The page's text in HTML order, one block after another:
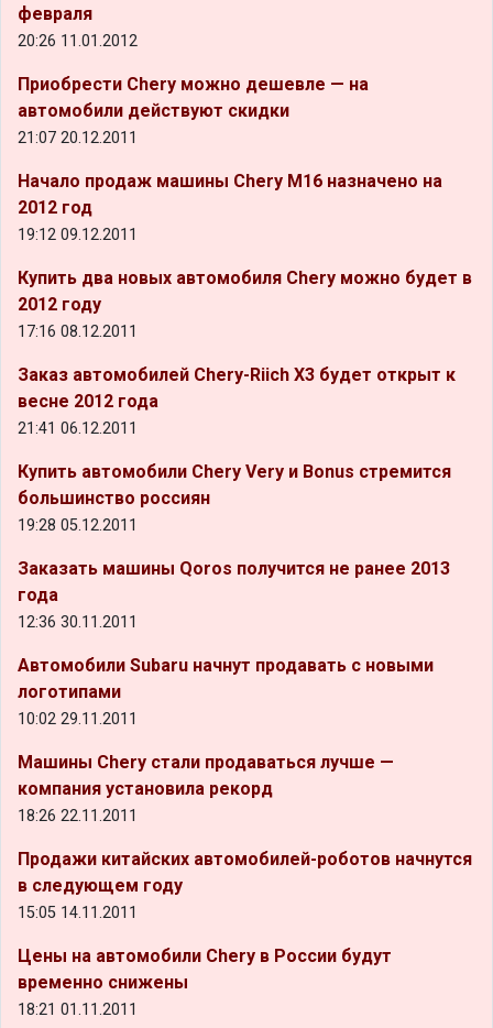
февраля
20:26 11.01.2012
Приобрести Chery можно дешевле — на
автомобили действуют скидки
21:07 20.12.2011
Начало продаж машины Chery M16 назначено на
2012 год
19:12 09.12.2011
Купить два новых автомобиля Chery можно будет в
2012 году
17:16 08.12.2011
Заказ автомобилей Chery-Riich X3 будет открыт к
весне 2012 года
21:41 06.12.2011
Купить автомобили Chery Very и Bonus стремится
большинство россиян
19:28 05.12.2011
Заказать машины Qoros получится не ранее 2013
года
12:36 30.11.2011
Автомобили Subaru начнут продавать с новыми
логотипами
10:02 29.11.2011
Машины Chery стали продаваться лучше —
компания установила рекорд
18:26 22.11.2011
Продажи китайских автомобилей-роботов начнутся
в следующем году
15:05 14.11.2011
Цены на автомобили Chery в России будут
временно снижены
18:21 01.11.2011